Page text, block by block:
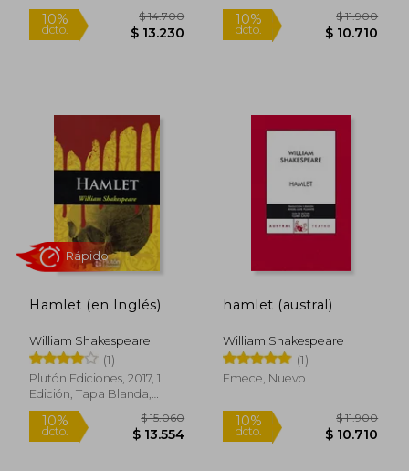
Hamlet (en Inglés)
William Shakespeare
(1)
Plutón Ediciones, 2017, 1
Edición, Tapa Blanda,
Nuevo
hamlet (austral)
William Shakespeare
(1)
Emece, Nuevo